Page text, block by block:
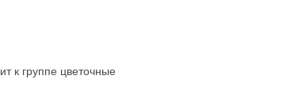
к группе цветочные